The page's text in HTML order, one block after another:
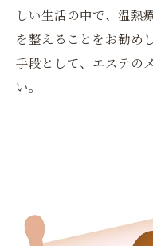
しい生活の中で、温熱
を整えることをお勧め
手段として、エステの
い。